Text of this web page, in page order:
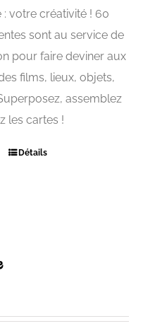
: votre créativité ! 60
sont au service de
pour faire deviner aux
films, lieux, objets,
assemblez
les cartes !
Détails